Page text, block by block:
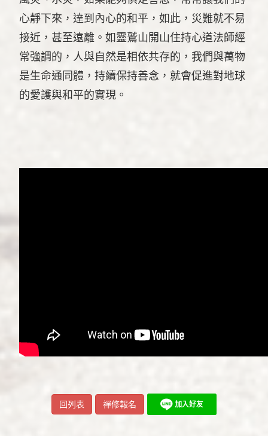
心靜下來，達到內心的和平，如此，災難就不易
接近，甚至遠離。如靈鷲山開山住持心道法師經
常強調的，人與自然是相依共存的，我們與萬物
是生命通同體，持續保持善念，就會促進對地球
的愛護與和平的實現。
回列表 禪修報名